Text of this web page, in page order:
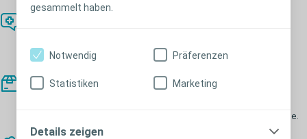
gesammelt haben.
Notwendig Präferenzen
Statistiken Marketing
Details zeigen
und fundiertem Wissen.
Wir liefern diskret frei Haus
kommt zuverlässig und unauffällig direkt zu Ihnen nach Hause.